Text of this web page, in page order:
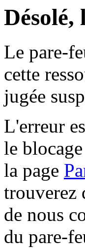
Désolé,
Le pare-
cette
jugée
L'erreur
le
la page
trouverez
de nous
du pare-